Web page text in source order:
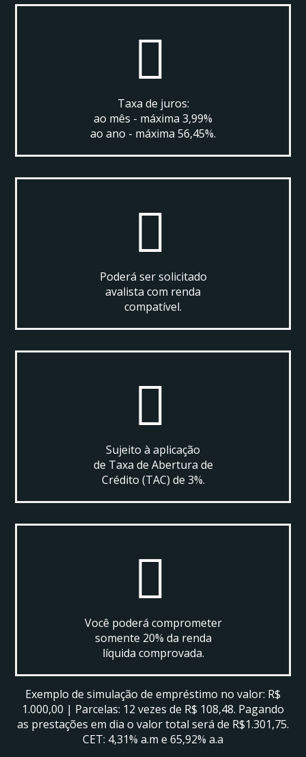
Taxa de juros:
ao mês - máxima 3,99%
ao ano - máxima 56,45%.
Poderá ser solicitado
avalista com renda
compatível.
Sujeito à aplicação
de Taxa de Abertura de
Crédito (TAC) de 3%.
Você poderá comprometer
somente 20% da renda
líquida comprovada.
Exemplo de simulação de empréstimo no valor: R$
1.000,00 | Parcelas: 12 vezes de R$ 108,48. Pagando
as prestações em dia o valor total será de R$1.301,75.
CET: 4,31% a.m e 65,92% a.a